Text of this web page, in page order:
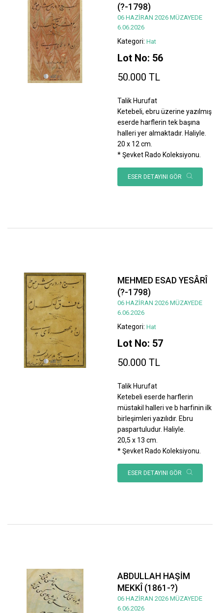
(?-1798)
06 HAZİRAN 2026 MÜZAYEDE
6.06.2026
Kategori: Hat
Lot No: 56
50.000 TL
Talik Hurufat
Ketebeli, ebru üzerine yazılmış
eserde harflerin tek başına
halleri yer almaktadır. Haliyle.
20 x 12 cm.
* Şevket Rado Koleksiyonu.
ESER DETAYINI GÖR
MEHMED ESAD YESÂRÎ
(?-1798)
06 HAZİRAN 2026 MÜZAYEDE
6.06.2026
Kategori: Hat
Lot No: 57
50.000 TL
Talik Hurufat
Ketebeli eserde harflerin
müstakil halleri ve b harfinin ilk
birleşimleri yazılıdır. Ebru
paspartuludur. Haliyle.
20,5 x 13 cm.
* Şevket Rado Koleksiyonu.
ESER DETAYINI GÖR
ABDULLAH HAŞİM
MEKKÎ (1861-?)
06 HAZİRAN 2026 MÜZAYEDE
6.06.2026